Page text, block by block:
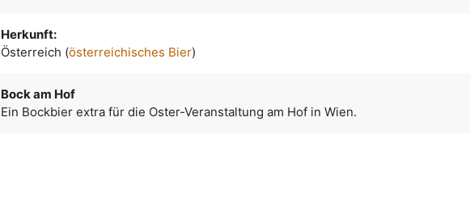
Herkunft:
Österreich (österreichisches Bier)
Bock am Hof
Ein Bockbier extra für die Oster-Veranstaltung am Hof in Wien.